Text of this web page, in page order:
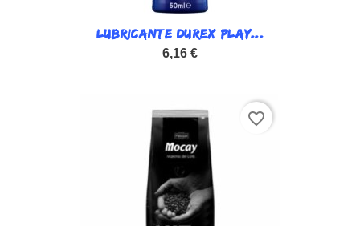
LUBRICANTE DUREX PLAY...
6,16 €
favorite_border